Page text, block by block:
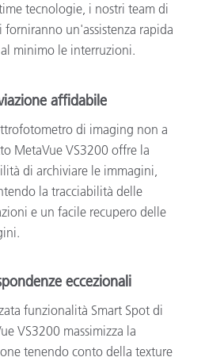
tecnologie, i nostri team di
forniranno un'assistenza rapida
minimo le interruzioni.
affidabile
di imaging non a
MetaVue VS3200 offre la
di archiviare le immagini,
la tracciabilità delle
e un facile recupero delle
eccezionali
funzionalità Smart Spot di
VS3200 massimizza la
tenendo conto della texture